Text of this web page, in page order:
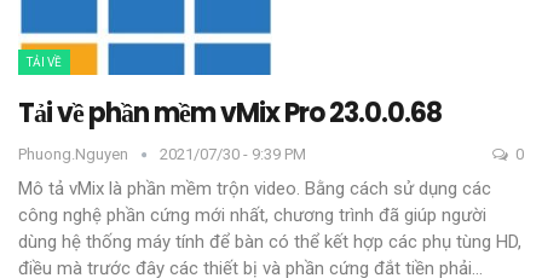
TẢI VỀ
Tải về phần mềm vMix Pro 23.0.0.68
Phuong.nguyen 2021/07/30 - 9:39 PM 0
Mô tả vMix là phần mềm trộn video. Bằng cách sử dụng các
công nghệ phần cứng mới nhất, chương trình đã giúp người
dùng hệ thống máy tính để bàn có thể kết hợp các phụ tùng HD,
điều mà trước đây các thiết bị và phần cứng đắt tiền phải…